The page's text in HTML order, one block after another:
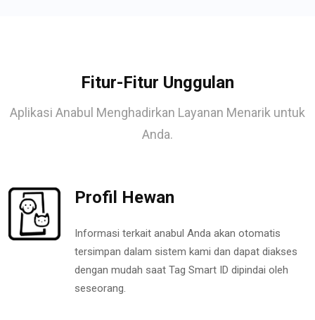
Fitur-Fitur Unggulan
Aplikasi Anabul Menghadirkan Layanan Menarik untuk
Anda.
Profil Hewan
Informasi terkait anabul Anda akan otomatis
tersimpan dalam sistem kami dan dapat diakses
dengan mudah saat Tag Smart ID dipindai oleh
seseorang.